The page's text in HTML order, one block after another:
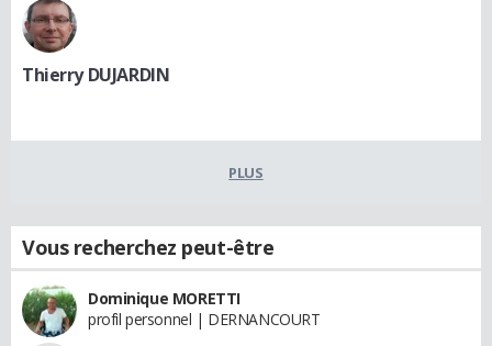
Thierry DUJARDIN
PLUS
Vous recherchez peut-être
Dominique MORETTI
profil personnel | DERNANCOURT